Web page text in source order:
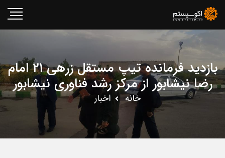
بازدید فرمانده تیپ مستقل زرهی ۲۱ امام
رضا نیشابور از مرکز رشد فناوری نیشابور
خانه اخبار